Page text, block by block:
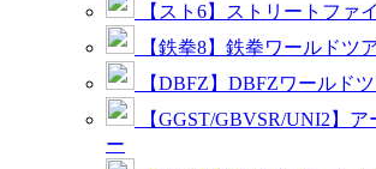
【スト6】ストリートファ
【鉄拳8】鉄拳ワールドツ
【DBFZ】DBFZワールド
【GGST/GBVSR/UNI2】
ー